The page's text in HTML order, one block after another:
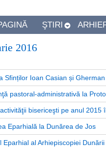
ŞTIRI
2016
Sfinților Ioan Casian și
pastoral-administrativă la
bisericeşti pe anul 2015
Eparhială la Dunărea de Jos
Eparhial al Arhiepiscopiei